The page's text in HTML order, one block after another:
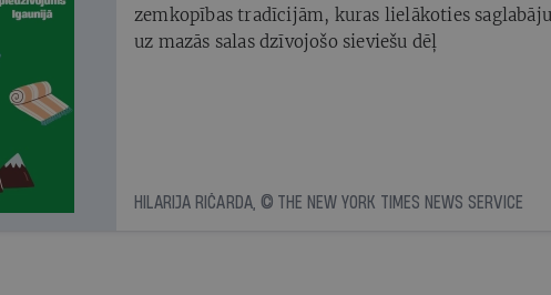
zemkopības tradīcijām, kuras lielākoties
uz mazās salas dzīvojošo sieviešu dēļ
HILARIJA RIČARDA, © THE NEW YORK TIMES NEWS SERVICE